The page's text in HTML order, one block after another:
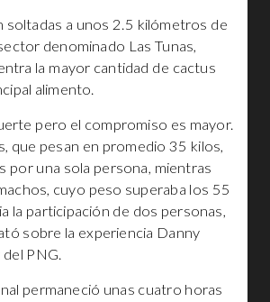
soltadas a unos 2.5 kilómetros de
denominado Las Tunas,
la mayor cantidad de cactus
alimento.
pero el compromiso es mayor.
que pesan en promedio 35 kilos,
por una sola persona, mientras
cuyo peso superaba los 55
la participación de dos personas,
sobre la experiencia Danny
PNG.
permaneció unas cuatro horas